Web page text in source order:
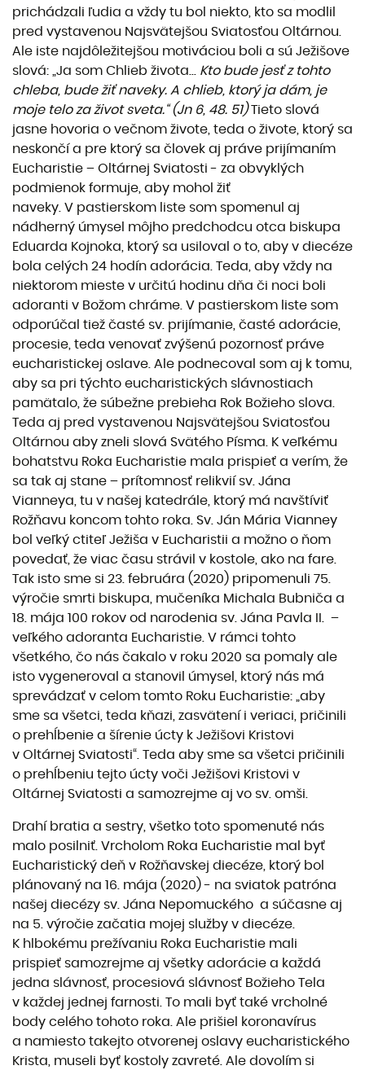
prichádzali ľudia a vždy tu bol niekto, kto sa modlil
pred vystavenou Najsvätejšou Sviatosťou Oltárnou.
Ale iste najdôležitejšou motiváciou boli a sú Ježišove
slová: „Ja som Chlieb života... Kto bude jesť z tohto
chleba, bude žiť naveky. A chlieb, ktorý ja dám, je
moje telo za život sveta.“ (Jn 6, 48. 51)Tieto slová
jasne hovoria o večnom živote, teda o živote, ktorý sa
neskončí a pre ktorý sa človek aj práve prijímaním
Eucharistie – Oltárnej Sviatosti - za obvyklých
podmienok formuje, aby mohol žiť
naveky. V pastierskom liste som spomenul aj
nádherný úmysel môjho predchodcu otca biskupa
Eduarda Kojnoka, ktorý sa usiloval o to, aby v diecéze
bola celých 24 hodín adorácia. Teda, aby vždy na
niektorom mieste v určitú hodinu dňa či noci boli
adoranti v Božom chráme. V pastierskom liste som
odporúčal tiež časté sv. prijímanie, časté adorácie,
procesie, teda venovať zvýšenú pozornosť práve
eucharistickej oslave. Ale podnecoval som aj k tomu,
aby sa pri týchto eucharistických slávnostiach
pamätalo, že súbežne prebieha Rok Božieho slova.
Teda aj pred vystavenou Najsvätejšou Sviatosťou
Oltárnou aby zneli slová Svätého Písma. K veľkému
bohatstvu Roka Eucharistie mala prispieť a verím, že
sa tak aj stane – prítomnosť relikvií sv. Jána
Vianneya, tu v našej katedrále, ktorý má navštíviť
Rožňavu koncom tohto roka. Sv. Ján Mária Vianney
bol veľký ctiteľ Ježiša v Eucharistii a možno o ňom
povedať, že viac času strávil v kostole, ako na fare.
Tak isto sme si 23. februára (2020) pripomenuli 75.
výročie smrti biskupa, mučeníka Michala Bubniča a
18. mája 100 rokov od narodenia sv. Jána Pavla II. –
veľkého adoranta Eucharistie. V rámci tohto
všetkého, čo nás čakalo v roku 2020 sa pomaly ale
isto vygeneroval a stanovil úmysel, ktorý nás má
sprevádzať v celom tomto Roku Eucharistie: „aby
sme sa všetci, teda kňazi, zasvätení i veriaci, pričinili
o prehĺbenie a šírenie úcty k Ježišovi Kristovi
v Oltárnej Sviatosti“. Teda aby sme sa všetci pričinili
o prehĺbeniu tejto úcty voči Ježišovi Kristovi v
Oltárnej Sviatosti a samozrejme aj vo sv. omši.
Drahí bratia a sestry, všetko toto spomenuté nás
malo posilniť. Vrcholom Roka Eucharistie mal byť
Eucharistický deň v Rožňavskej diecéze, ktorý bol
plánovaný na 16. mája (2020) - na sviatok patróna
našej diecézy sv. Jána Nepomuckého a súčasne aj
na 5. výročie začatia mojej služby v diecéze.
K hlbokému prežívaniu Roka Eucharistie mali
prispieť samozrejme aj všetky adorácie a každá
jedna slávnosť, procesiová slávnosť Božieho Tela
v každej jednej farnosti. To mali byť také vrcholné
body celého tohoto roka. Ale prišiel koronavírus
a namiesto takejto otvorenej oslavy eucharistického
Krista, museli byť kostoly zavreté. Ale dovolím si